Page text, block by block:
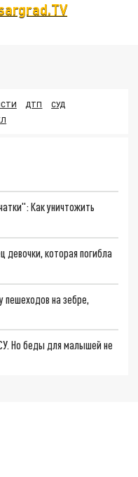
ДТП
СУД
Как уничтожить
девочки, которая погибла
на зебре,
Но беды для малышей не